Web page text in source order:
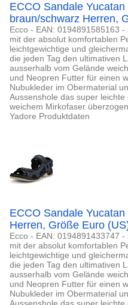
ECCO Sandale
braun/schwarz Herren,
Ecco - EAN: 0194891585163
mit der absolut komfortablen
leichtgewichtige und
die jeden Tag den ultimativen
ausserhalb vom Gelände
und Neopren Futter für einen
Nubukleder im Obermaterial
Aussenshole das super
weichem Mirkofaser
Yadore Produktdaten
ECCO Sandale
Herren, Größe Euro
Ecco - EAN: 0194891433747
mit der absolut komfortablen
leichtgewichtige und
die jeden Tag den ultimativen
ausserhalb vom Gelände
und Neopren Futter für einen
Nubukleder im Obermaterial